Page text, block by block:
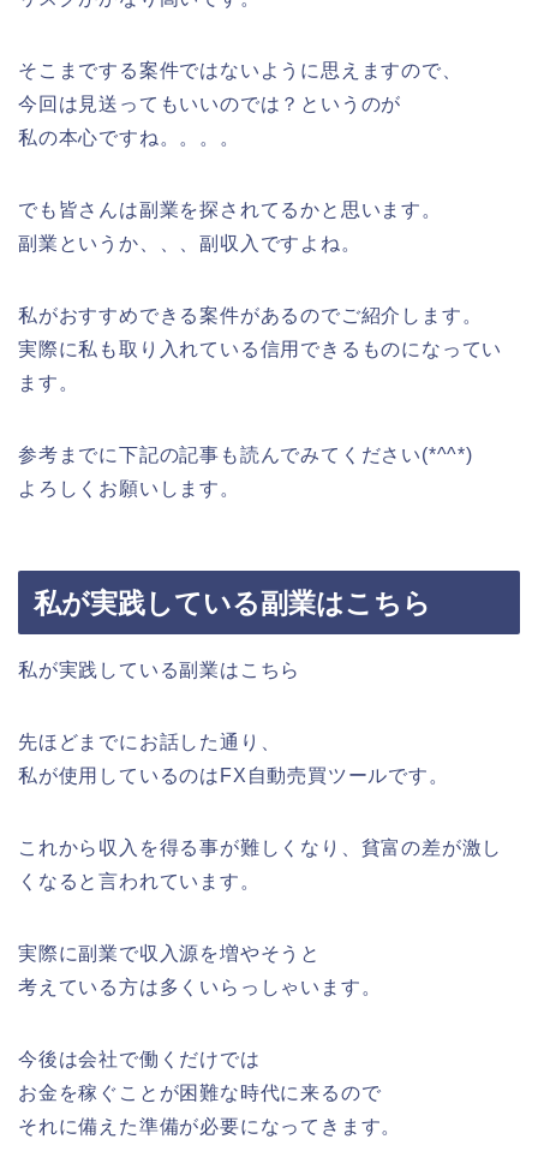
そこまでする案件ではないように思えますので、
今回は見送ってもいいのでは？というのが
私の本心ですね。。。。
でも皆さんは副業を探されてるかと思います。
副業というか、、、副収入ですよね。
私がおすすめできる案件があるのでご紹介します。
実際に私も取り入れている信用できるものになってい
ます。
参考までに下記の記事も読んでみてください(*^^*)
よろしくお願いします。
私が実践している副業はこちら
私が実践している副業はこちら
先ほどまでにお話した通り、
私が使用しているのはFX自動売買ツールです。
これから収入を得る事が難しくなり、貧富の差が激し
くなると言われています。
実際に副業で収入源を増やそうと
考えている方は多くいらっしゃいます。
今後は会社で働くだけでは
お金を稼ぐことが困難な時代に来るので
それに備えた準備が必要になってきます。